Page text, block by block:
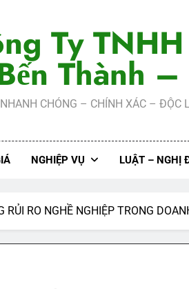
Ty
Thành
NHANH CHÓNG – CHÍNH XÁC – ĐỘC
NGHIỆP VỤ LUẬT – NGHỊ
RỦI RO NGHỀ NGHIỆP TRONG